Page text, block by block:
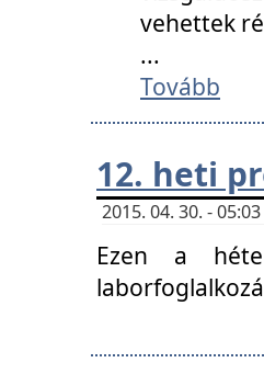
vehettek
...
Tovább
12. heti
2015. 04. 30. -
Ezen a